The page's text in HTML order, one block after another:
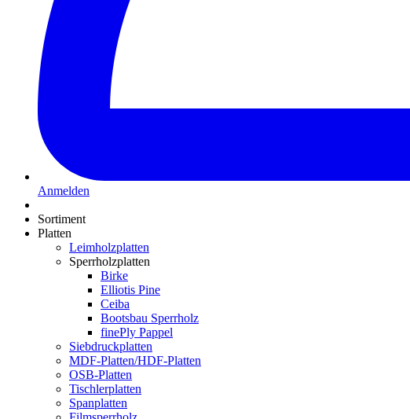
Anmelden
Sortiment
Platten
Leimholzplatten
Sperrholzplatten
Birke
Elliotis Pine
Ceiba
Bootsbau Sperrholz
finePly Pappel
Siebdruckplatten
MDF-Platten/HDF-Platten
OSB-Platten
Tischlerplatten
Spanplatten